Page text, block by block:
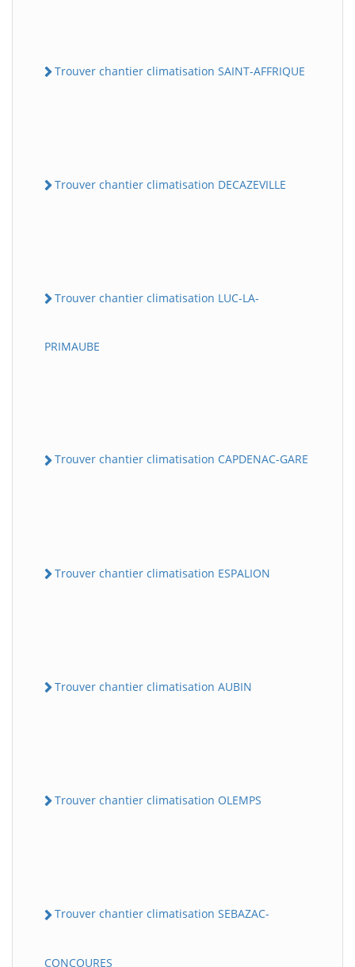
Trouver chantier climatisation SAINT-AFFRIQUE
Trouver chantier climatisation DECAZEVILLE
Trouver chantier climatisation LUC-LA-
PRIMAUBE
Trouver chantier climatisation CAPDENAC-GARE
Trouver chantier climatisation ESPALION
Trouver chantier climatisation AUBIN
Trouver chantier climatisation OLEMPS
Trouver chantier climatisation SEBAZAC-
CONCOURES